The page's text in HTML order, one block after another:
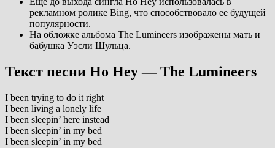
рекламном ролике Bing, что способствовало ее будущей
популярности.
На обложке альбома The Lumineers изображены мать и
бабушка Уэсли Шульца.
Текст песни Ho Hey — The Lumineers
I been trying to do it right
I been living a lonely life
I been sleepin’ here instead
I been sleepin’ in my bed
I been sleepin’ in my bed